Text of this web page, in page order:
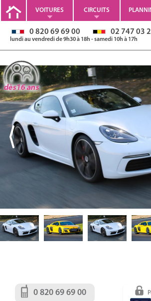
VOITURES CIRCUITS
0 820 69 69 00 02 747 03
lundi au vendredi de 9h30 à 18h - samedi 10h à 17h
0 820 69 69 00